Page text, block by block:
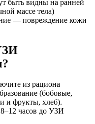
быть видны на ранней
массе тела)
— повреждение кожи
из рациона
(бобовые,
и фрукты, хлеб).
часов до УЗИ